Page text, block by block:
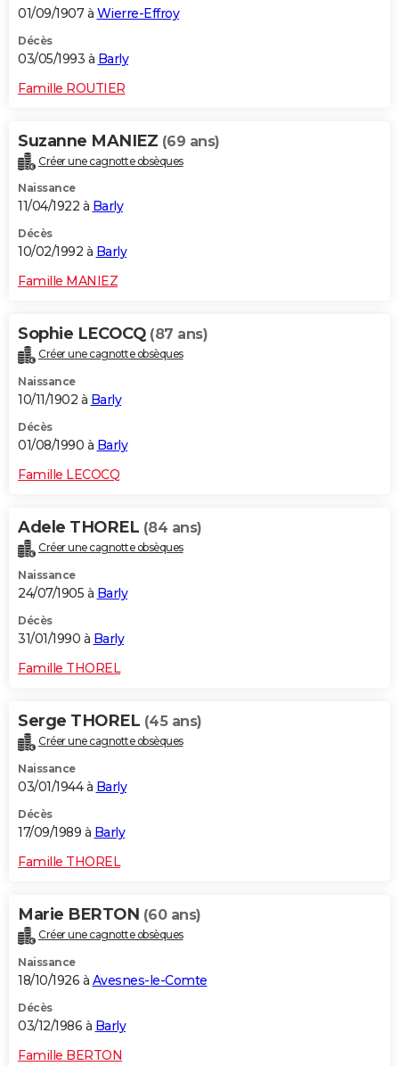
01/09/1907 à Wierre-Effroy
Décès
03/05/1993 à Barly
Famille ROUTIER
Suzanne MANIEZ (69 ans)
Créer une cagnotte obsèques
Naissance
11/04/1922 à Barly
Décès
10/02/1992 à Barly
Famille MANIEZ
Sophie LECOCQ (87 ans)
Créer une cagnotte obsèques
Naissance
10/11/1902 à Barly
Décès
01/08/1990 à Barly
Famille LECOCQ
Adele THOREL (84 ans)
Créer une cagnotte obsèques
Naissance
24/07/1905 à Barly
Décès
31/01/1990 à Barly
Famille THOREL
Serge THOREL (45 ans)
Créer une cagnotte obsèques
Naissance
03/01/1944 à Barly
Décès
17/09/1989 à Barly
Famille THOREL
Marie BERTON (60 ans)
Créer une cagnotte obsèques
Naissance
18/10/1926 à Avesnes-le-Comte
Décès
03/12/1986 à Barly
Famille BERTON